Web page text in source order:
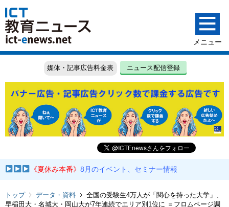
媒体・記事広告料金表 ニュース配信登録
《夏休み本番》8月のイベント、セミナー情報
トップ データ・資料
全国の受験生4万人が「関心を持った大学」、
早稲田大・名城大・岡山大が7年連続でエリア別1位に ＝フロムページ調